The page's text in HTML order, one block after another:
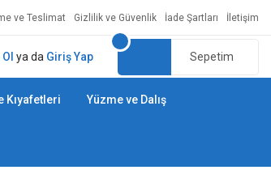
ve Teslimat Gizlilik ve Güvenlik İade Şartları İletişim
Ol ya da Giriş Yap Sepetim
Kıyafetleri Yüzme ve Dalış